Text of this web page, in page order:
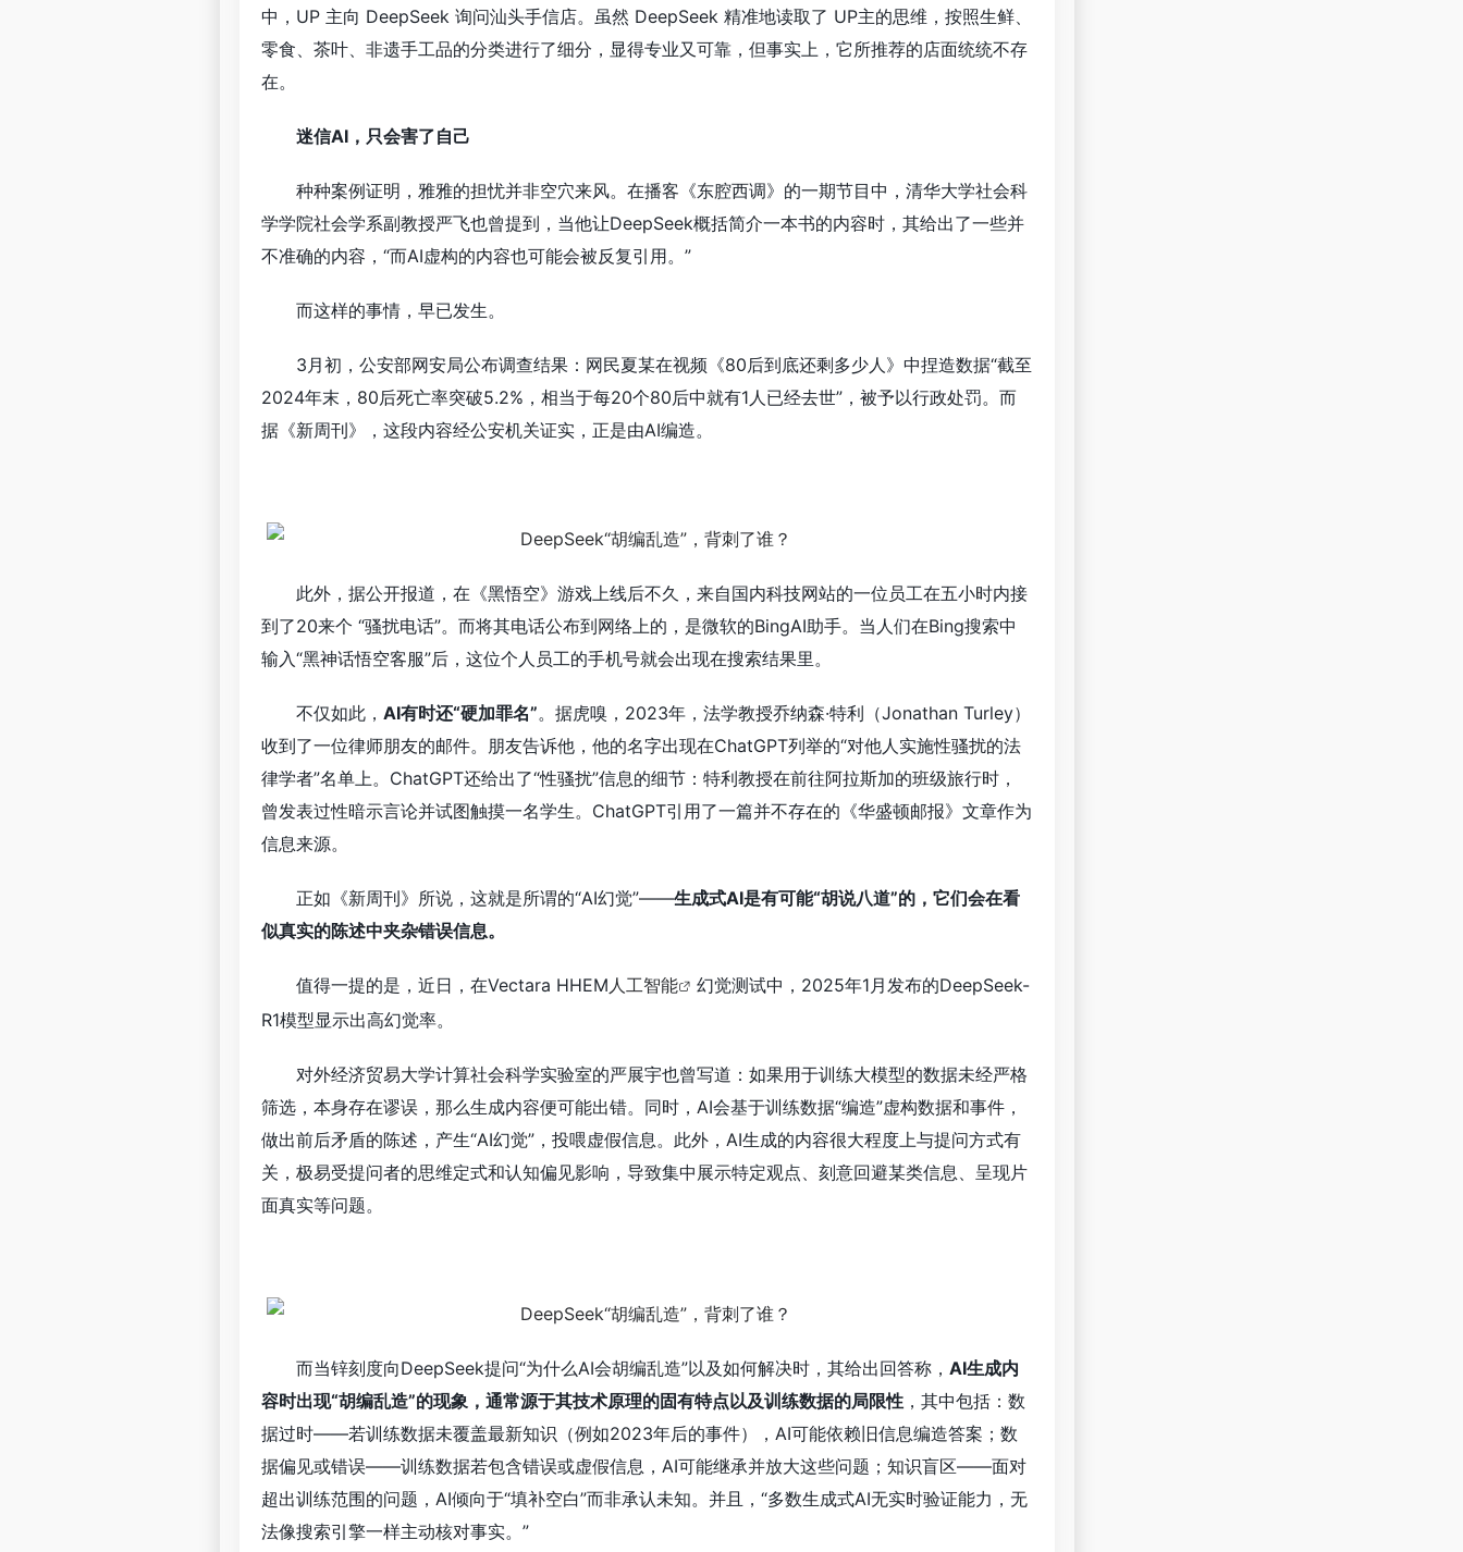
中，UP 主向 DeepSeek 询问汕头手信店。虽然 DeepSeek 精准地读取了 UP主的思维，按照生鲜、
零食、茶叶、非遗手工品的分类进行了细分，显得专业又可靠，但事实上，它所推荐的店面统统不存
在。
迷信AI，只会害了自己
种种案例证明，雅雅的担忧并非空穴来风。在播客《东腔西调》的一期节目中，清华大学社会科
学学院社会学系副教授严飞也曾提到，当他让DeepSeek概括简介一本书的内容时，其给出了一些并
不准确的内容，“而AI虚构的内容也可能会被反复引用。”
而这样的事情，早已发生。
3月初，公安部网安局公布调查结果：网民夏某在视频《80后到底还剩多少人》中捏造数据“截至
2024年末，80后死亡率突破5.2%，相当于每20个80后中就有1人已经去世”，被予以行政处罚。而
据《新周刊》，这段内容经公安机关证实，正是由AI编造。
此外，据公开报道，在《黑悟空》游戏上线后不久，来自国内科技网站的一位员工在五小时内接
到了20来个 “骚扰电话”。而将其电话公布到网络上的，是微软的BingAI助手。当人们在Bing搜索中
输入“黑神话悟空客服”后，这位个人员工的手机号就会出现在搜索结果里。
不仅如此， AI有时还“硬加罪名”。据虎嗅，2023年，法学教授乔纳森·特利（Jonathan Turley）
收到了一位律师朋友的邮件。朋友告诉他，他的名字出现在ChatGPT列举的“对他人实施性骚扰的法
律学者”名单上。ChatGPT还给出了“性骚扰”信息的细节：特利教授在前往阿拉斯加的班级旅行时，
曾发表过性暗示言论并试图触摸一名学生。ChatGPT引用了一篇并不存在的《华盛顿邮报》文章作为
信息来源。
正如《新周刊》所说，这就是所谓的“AI幻觉”——生成式AI是有可能“胡说八道”的，它们会在看
似真实的陈述中夹杂错误信息。
值得一提的是，近日，在Vectara HHEM 人工智能
幻觉测试中，2025年1月发布的DeepSeek-
R1模型显示出高幻觉率。
对外经济贸易大学计算社会科学实验室的严展宇也曾写道：如果用于训练大模型的数据未经严格
筛选，本身存在谬误，那么生成内容便可能出错。同时，AI会基于训练数据“编造”虚构数据和事件，
做出前后矛盾的陈述，产生“AI幻觉”，投喂虚假信息。此外，AI生成的内容很大程度上与提问方式有
关，极易受提问者的思维定式和认知偏见影响，导致集中展示特定观点、刻意回避某类信息、呈现片
面真实等问题。
而当锌刻度向DeepSeek提问“为什么AI会胡编乱造”以及如何解决时，其给出回答称， AI生成内
容时出现“胡编乱造”的现象，通常源于其技术原理的固有特点以及训练数据的局限性，其中包括：数
据过时——若训练数据未覆盖最新知识（例如2023年后的事件），AI可能依赖旧信息编造答案；数
据偏见或错误——训练数据若包含错误或虚假信息，AI可能继承并放大这些问题；知识盲区——面对
超出训练范围的问题，AI倾向于“填补空白”而非承认未知。并且，“多数生成式AI无实时验证能力，无
法像搜索引擎一样主动核对事实。”